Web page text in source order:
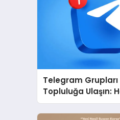
Telegram Grupları
Topluluğa Ulaşın:
Grupları İçin
Kullanımı